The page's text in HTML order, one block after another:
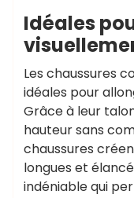
Idéales
Les chaussures
idéales pour
Grâce à leur
hauteur sans
chaussures
longues et
indéniable qui